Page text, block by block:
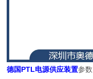
德国PTL电源供应装置参